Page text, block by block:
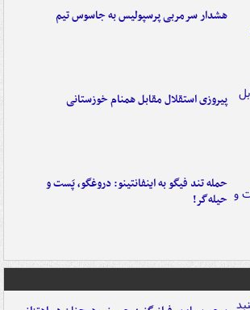
هشدار سرمربی پرسپولیس به جاسوس تیم
پیروزی استقلال مقابل همنام خوزستانی
حمله تند فیگو به اینفانتینو: دروغگو، پَست‌ و
حیله‌گر!